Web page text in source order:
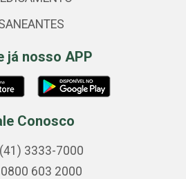
já nosso APP
Conosco
(41) 3333-7000
0800 603 2000